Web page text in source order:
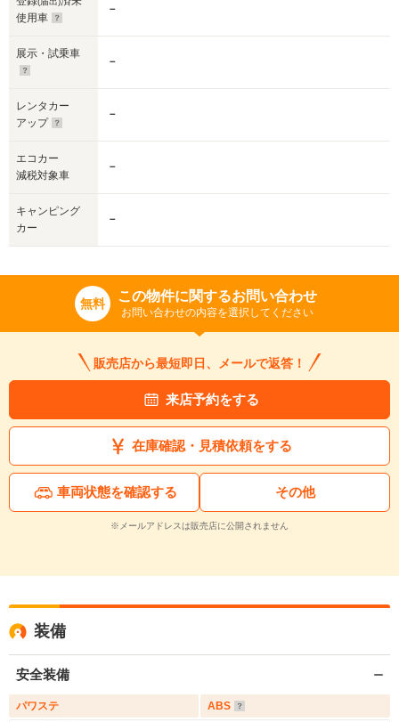
使用車
－
展示・試乗車
－
レンタカー
アップ
－
エコカー
減税対象車
－
キャンピング
カー
－
無料 この物件に関するお問い合わせ
お問い合わせの内容を選択してください
販売店から最短即日、メールで返答！
来店予約をする
在庫確認・見積依頼をする
車両状態を確認する その他
※メールアドレスは販売店に公開されません
装備
安全装備
パワステ
ABS